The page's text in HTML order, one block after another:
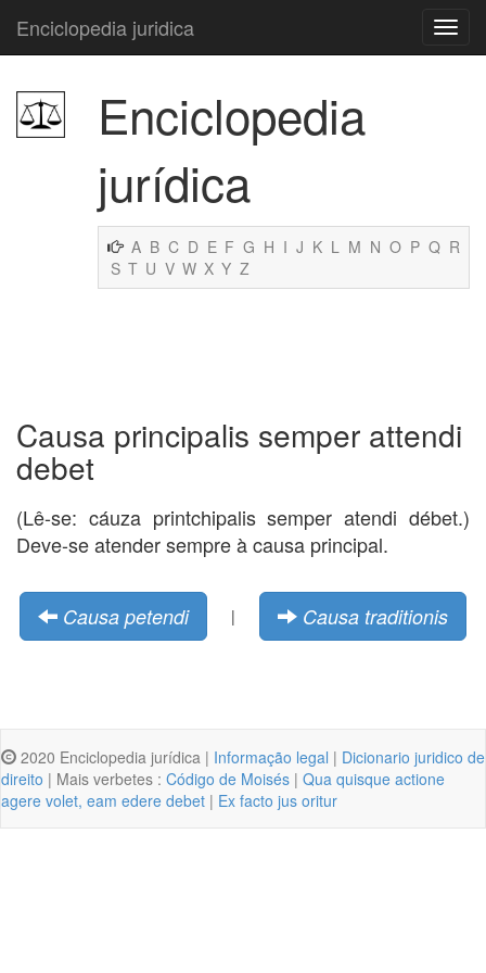
Enciclopedia juridica
Enciclopedia
jurídica
A B C D E F G H I J K L M N O P Q R
S T U V W X Y Z
Causa principalis semper attendi
debet
(Lê-se: cáuza printchipalis semper atendi débet.)
Deve-se atender sempre à causa principal.
Causa petendi | Causa traditionis
2020 Enciclopedia jurídica | Informação legal | Dicionario juridico de
direito | Mais verbetes : Código de Moisés | Qua quisque actione
agere volet, eam edere debet | Ex facto jus oritur